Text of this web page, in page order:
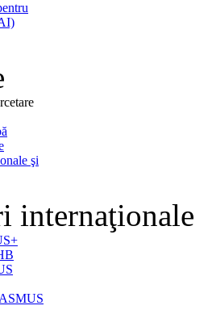
şi
internaţionale